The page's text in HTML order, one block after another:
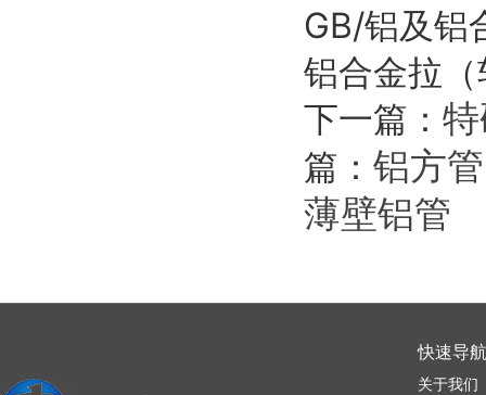
GB/铝及铝
铝合金拉
下一篇：
篇： 铝方
薄壁铝管
快速导航
关于我们